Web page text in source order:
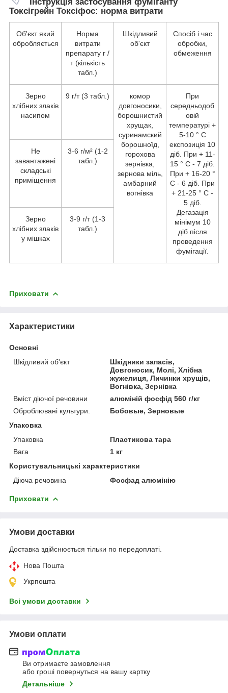
Токсігрейн Токсіфос: норма витрати
Об'єкт який
обробляється
Норма
витрати
препарату г /
т (кількість
табл.)
Шкідливий
об'єкт
Спосіб і час
обробки,
обмеження
Зерно
хлібних злаків
насипом
9 г/т (3 табл.)
комор
довгоносики,
борошнистий
хрущак,
суринамский
борошноїд,
горохова
зернівка,
зернова міль,
амбарний
вогнівка
При
середньодоб
овій
температурі +
5-10 ° C
експозиція 10
діб. При + 11-
15 ° C - 7 діб.
При + 16-20 °
C - 6 діб. При
+ 21-25 ° C -
5 діб.
Дегазація
мінімум 10
діб після
проведення
фумігації.
Не
завантажені
складські
приміщення
3-6 г/м² (1-2
табл.)
Зерно
хлібних злаків
у мішках
3-9 г/т (1-3
табл.)
Приховати
Характеристики
Основні
Шкідливий об'єкт
Шкідники запасів,
Довгоносик, Молі, Хлібна
жужелиця, Личинки хрущів,
Вогнівка, Зернівка
Вміст діючої речовини
алюміній фосфід 560 г/кг
Оброблювані культури.
Бобовые, Зерновые
Упаковка
Упаковка
Пластикова тара
Вага
1 кг
Користувальницькі характеристики
Діюча речовина
Фосфад алюмінію
Приховати
Умови доставки
Доставка здійснюється тільки по передоплаті.
Нова Пошта
Укрпошта
Всі умови доставки
Умови оплати
Ви отримаєте замовлення
або гроші повернуться на вашу картку
Детальніше